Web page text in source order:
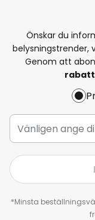
Önskar du
belysningstrender,
Genom att
*Minsta